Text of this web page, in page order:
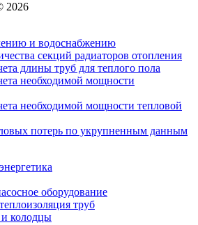
2026
и водоснабжению
секций радиаторов отопления
длины труб для теплого пола
необходимой мощности
необходимой мощности тепловой
потерь по укрупненным данным
оборудование
труб
колодцы